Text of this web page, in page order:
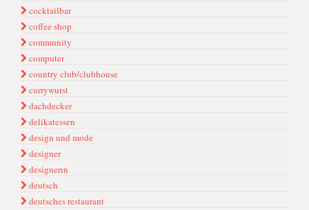
cocktailbar
coffee shop
community
computer
country club/clubhouse
currywurst
dachdecker
delikatessen
design und mode
designer
designerın
deutsch
deutsches restaurant